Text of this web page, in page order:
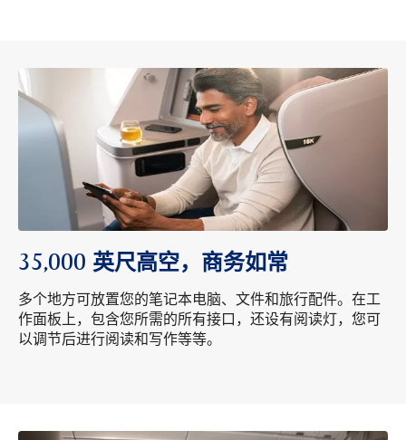
35,000 英尺高空，商务如常
多个地方可放置您的笔记本电脑、文件和旅行配件。在工
作面板上，包含您所需的所有接口，还设有阅读灯，您可
以调节后进行阅读和写作等等。